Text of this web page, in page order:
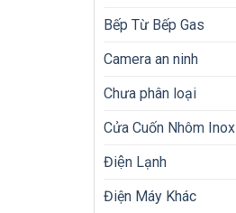
Bếp Từ Bếp Gas
Camera an ninh
Chưa phân loại
Cửa Cuốn Nhôm Inox
Điện Lạnh
Điện Máy Khác